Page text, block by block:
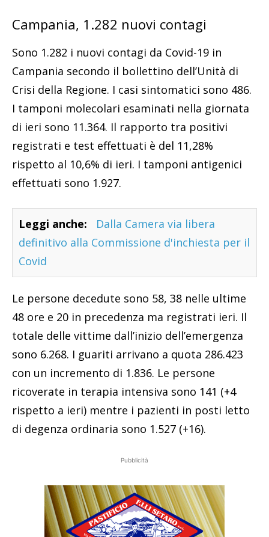
Campania, 1.282 nuovi contagi
Sono 1.282 i nuovi contagi da Covid-19 in
Campania secondo il bollettino dell’Unità di
Crisi della Regione. I casi sintomatici sono 486.
I tamponi molecolari esaminati nella giornata
di ieri sono 11.364. Il rapporto tra positivi
registrati e test effettuati è del 11,28%
rispetto al 10,6% di ieri. I tamponi antigenici
effettuati sono 1.927.
Leggi anche:
Dalla Camera via libera
definitivo alla Commissione d'inchiesta per il
Covid
Le persone decedute sono 58, 38 nelle ultime
48 ore e 20 in precedenza ma registrati ieri. Il
totale delle vittime dall’inizio dell’emergenza
sono 6.268. I guariti arrivano a quota 286.423
con un incremento di 1.836. Le persone
ricoverate in terapia intensiva sono 141 (+4
rispetto a ieri) mentre i pazienti in posti letto
di degenza ordinaria sono 1.527 (+16).
Pubblicità